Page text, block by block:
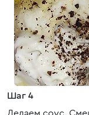
Шаг 4